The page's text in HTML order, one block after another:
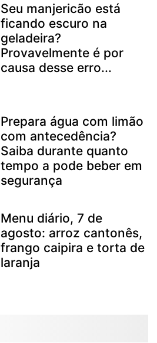
Seu manjericão está
ficando escuro na
geladeira?
Provavelmente é por
causa desse erro...
Prepara água com limão
com antecedência?
Saiba durante quanto
tempo a pode beber em
segurança
Menu diário, 7 de
agosto: arroz cantonês,
frango caipira e torta de
laranja